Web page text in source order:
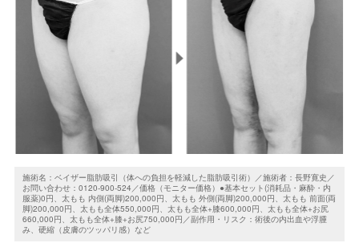
施術名：ベイザー脂肪吸引（体への負担を軽減した脂肪吸引術）／施術者：長野寛史／
お問い合わせ：0120-900-524／価格（モニター価格）●基本セット(消耗品・麻酔・内
服薬)0円、太もも 内側(両脚)200,000円、太もも 外側(両脚)200,000円、太もも 前面(両
脚)200,000円、太もも全体550,000円、太もも全体+膝600,000円、太もも全体+お尻
660,000円、太もも全体+膝+お尻750,000円／副作用・リスク：術後の内出血や浮腫
み、硬縮（皮膚のツッパリ感）など